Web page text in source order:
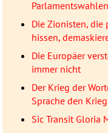
Die Zionisten,
hissen,
Die Europäer
immer nicht
Der Krieg der
Sprache den
Sic Transit Gloria